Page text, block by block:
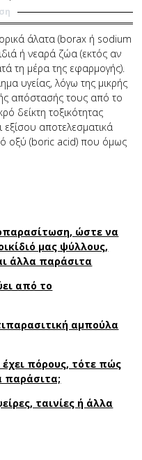
άλατα (borax ή sodium
ή νεαρά ζώα (εκτός αν
τη μέρα της εφαρμογής).
υγείας, λόγω της μικρής
απόστασής τους από το
δείκτη τοξικότητας
εξίσου αποτελεσματικά
οξύ (boric acid) που όμως
ώστε να
μας ψύλλους,
άλλα παράσιτα
από το
αμπούλα
πόρους, τότε πώς
παράσιτα;
ταινίες ή άλλα